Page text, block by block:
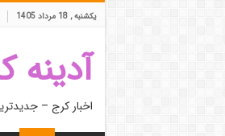
یکشنبه , 18 مرداد 1405
آدینه
اخبار کرج –